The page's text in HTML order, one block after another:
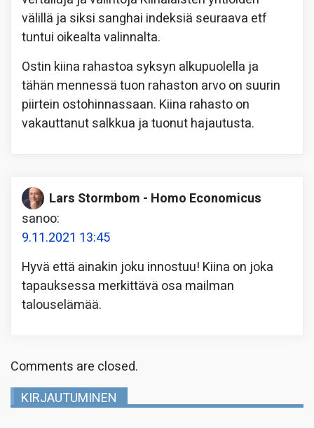
välillä ja siksi sanghai indeksiä seuraava etf
tuntui oikealta valinnalta.
Ostin kiina rahastoa syksyn alkupuolella ja
tähän mennessä tuon rahaston arvo on suurin
piirtein ostohinnassaan. Kiina rahasto on
vakauttanut salkkua ja tuonut hajautusta.
Lars Stormbom - Homo Economicus
sanoo:
9.11.2021 13:45
Hyvä että ainakin joku innostuu! Kiina on joka
tapauksessa merkittävä osa mailman
talouselämää.
Comments are closed.
KIRJAUTUMINEN